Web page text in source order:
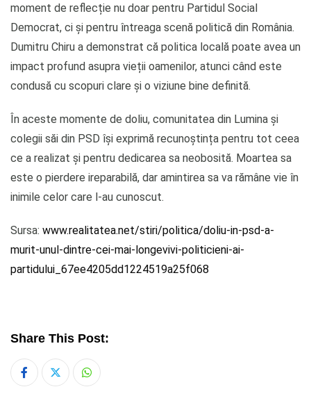
moment de reflecție nu doar pentru Partidul Social
Democrat, ci și pentru întreaga scenă politică din România.
Dumitru Chiru a demonstrat că politica locală poate avea un
impact profund asupra vieții oamenilor, atunci când este
condusă cu scopuri clare și o viziune bine definită.
În aceste momente de doliu, comunitatea din Lumina și
colegii săi din PSD își exprimă recunoștința pentru tot ceea
ce a realizat și pentru dedicarea sa neobosită. Moartea sa
este o pierdere ireparabilă, dar amintirea sa va rămâne vie în
inimile celor care l-au cunoscut.
Sursa: www.realitatea.net/stiri/politica/doliu-in-psd-a-
murit-unul-dintre-cei-mai-longevivi-politicieni-ai-
partidului_67ee4205dd1224519a25f068
Share This Post:
Whatsapp